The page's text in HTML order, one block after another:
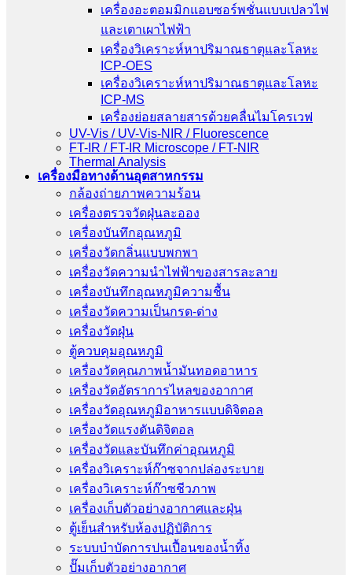
เครื่องอะตอมมิกแอบซอร์พชั่นแบบเปลวไฟ
และเตาเผาไฟฟ้า
เครื่องวิเคราะห์หาปริมาณธาตุและโลหะ
ICP-OES
เครื่องวิเคราะห์หาปริมาณธาตุและโลหะ
ICP-MS
เครื่องย่อยสลายสารด้วยคลื่นไมโครเวฟ
UV-Vis / UV-Vis-NIR / Fluorescence
FT-IR / FT-IR Microscope / FT-NIR
Thermal Analysis
เครื่องมือทางด้านอุตสาหกรรม
กล้องถ่ายภาพความร้อน
เครื่องตรวจวัดฝุ่นละออง
เครื่องบันทึกอุณหภูมิ
เครื่องวัดกลิ่นแบบพกพา
เครื่องวัดความนําไฟฟ้าของสารละลาย
เครื่องบันทึกอุณหภูมิความชื้น
เครื่องวัดความเป็นกรด-ด่าง
เครื่องวัดฝุ่น
ตู้ควบคุมอุณหภูมิ
เครื่องวัดคุณภาพน้ำมันทอดอาหาร
เครื่องวัดอัตราการไหลของอากาศ
เครื่องวัดอุณหภูมิอาหารแบบดิจิตอล
เครื่องวัดแรงดันดิจิตอล
เครื่องวัดและบันทึกค่าอุณหภูมิ
เครื่องวิเคราะห์ก๊าซจากปล่องระบาย
เครื่องวิเคราะห์ก๊าซชีวภาพ
เครื่องเก็บตัวอย่างอากาศเเละฝุ่น
ตู้เย็นสำหรับห้องปฏิบัติการ
ระบบบำบัดการปนเปื้อนของน้ำทิ้ง
ปั๊มเก็บตัวอย่างอากาศ